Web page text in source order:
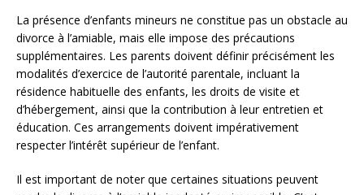
La présence d’enfants mineurs ne constitue pas un obstacle au
divorce à l’amiable, mais elle impose des précautions
supplémentaires. Les parents doivent définir précisément les
modalités d’exercice de l’autorité parentale, incluant la
résidence habituelle des enfants, les droits de visite et
d’hébergement, ainsi que la contribution à leur entretien et
éducation. Ces arrangements doivent impérativement
respecter l’intérêt supérieur de l’enfant.
Il est important de noter que certaines situations peuvent